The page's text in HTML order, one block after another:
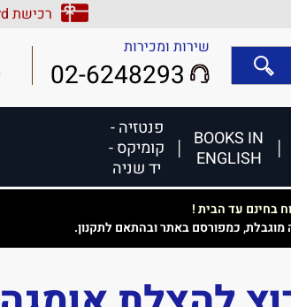
נגישות
אתר
המרכזי
רכישת Gift Card
שירות ומכירות
02-6248293
BOOKS IN
ENGLISH
פנטזיה -
קומיקס -
יד שניה
בחינם עד הבית !
כמפורסם באתר ובהתאם לתקנון.